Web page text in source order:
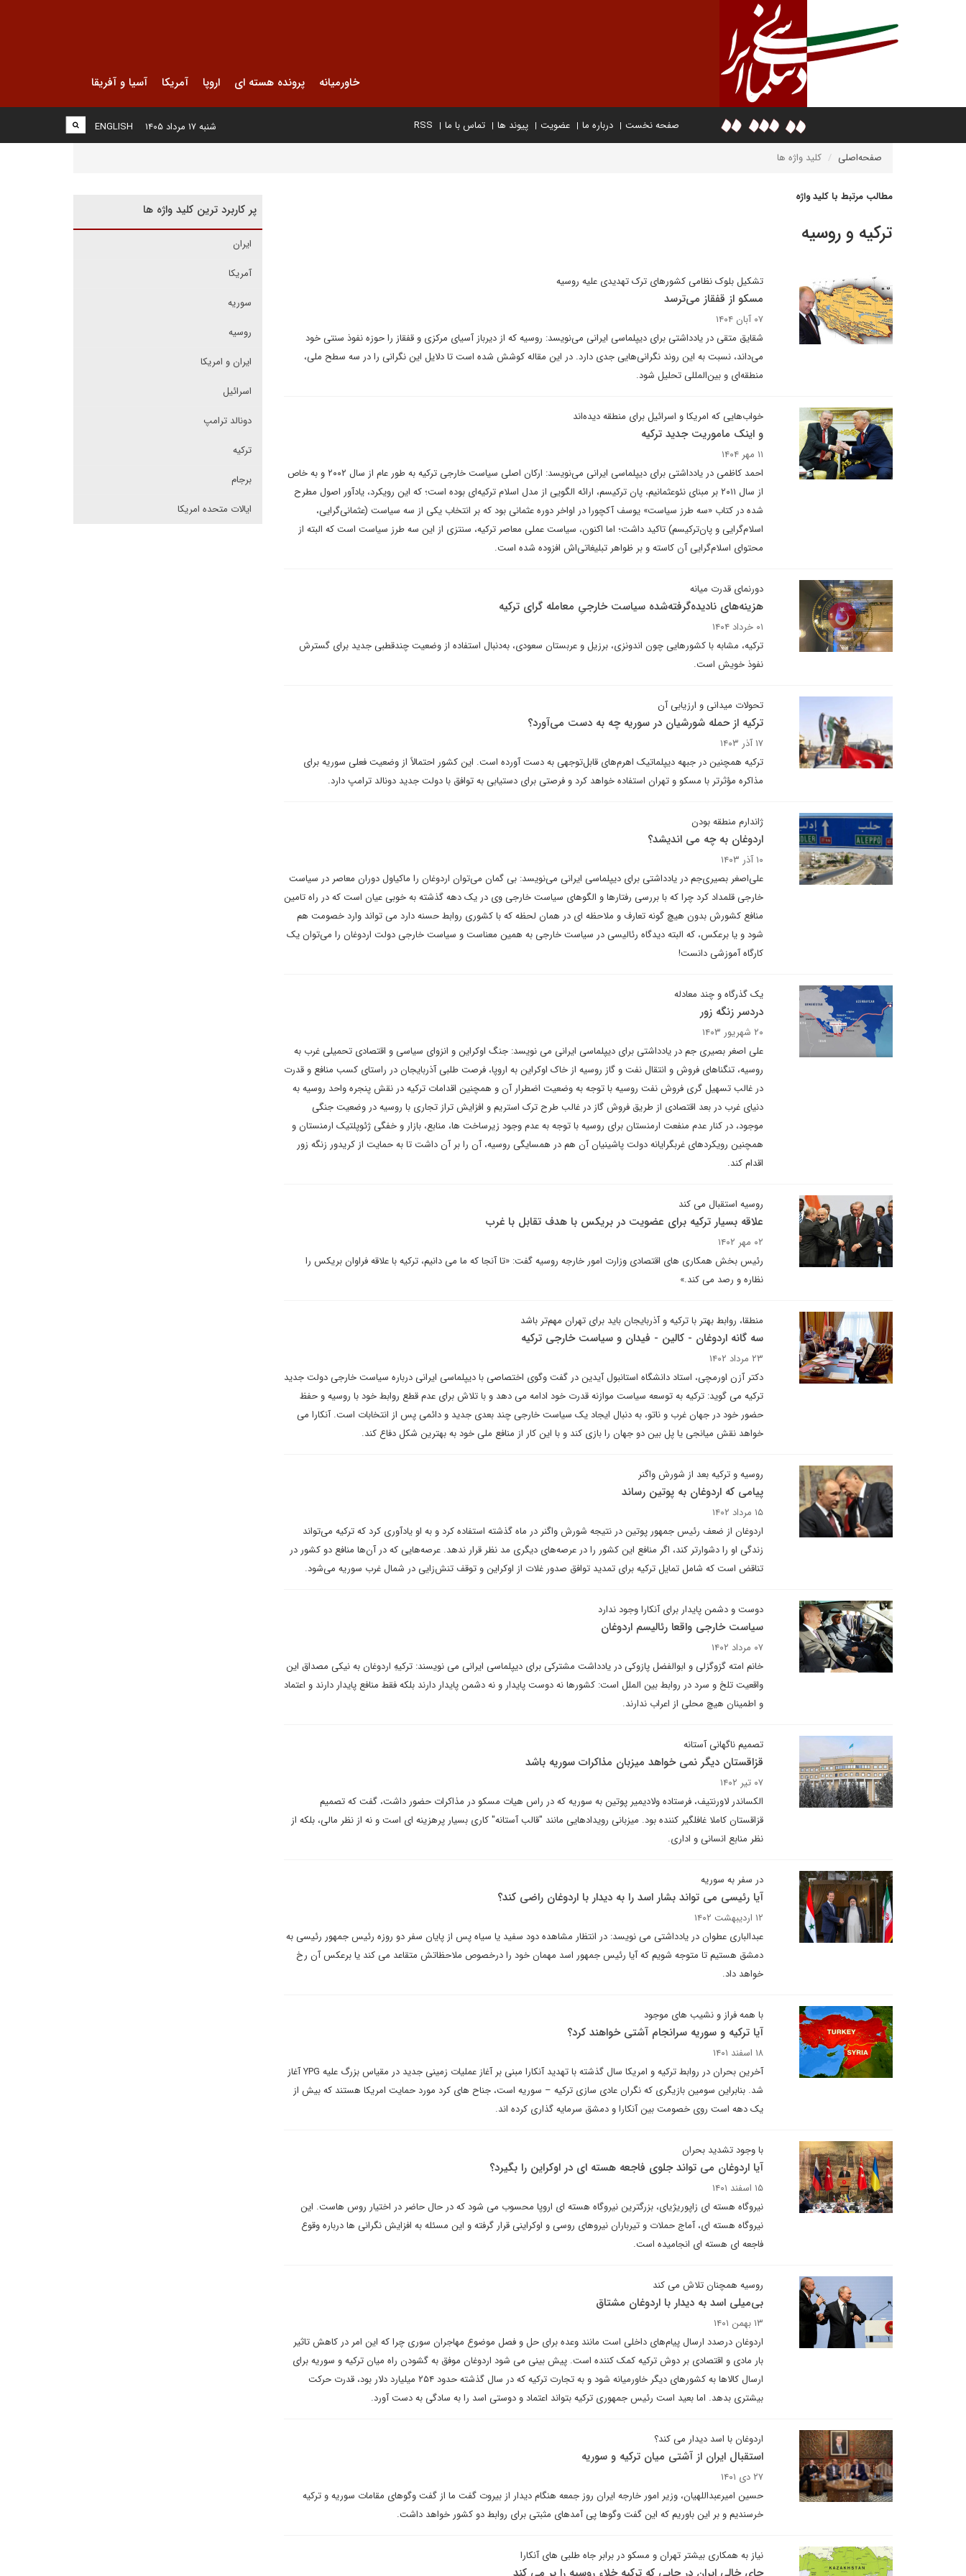
خاورمیانه پرونده هسته ای اروپا آمریکا آسیا و آفریقا
صفحه نخست درباره ما عضویت پیوند ها تماس با ما RSS
ENGLISH شنبه ۱۷ مرداد ۱۴۰۵
صفحه‌اصلی کلید واژه ها
مطالب مرتبط با کلید واژه
ترکیه و روسیه
تشکیل بلوک نظامی کشورهای ترک تهدیدی علیه روسیه
مسکو از قفقاز می‌ترسد
۰۷ آبان ۱۴۰۴
شقایق متقی در یادداشتی برای دیپلماسی ایرانی می‌نویسد: روسیه که از دیرباز آسیای مرکزی و قفقاز را حوزه نفوذ سنتی خود
می‌داند، نسبت به این روند نگرانی‌هایی جدی دارد. در این مقاله کوشش شده است تا دلایل این نگرانی را در سه سطح ملی،
منطقه‌ای و بین‌المللی تحلیل شود.
خواب‌هایی که امریکا و اسرائیل برای منطقه دیده‌اند
و اینک ماموریت جدید ترکیه
۱۱ مهر ۱۴۰۴
احمد کاظمی در یادداشتی برای دیپلماسی ایرانی می‌نویسد: ارکان اصلی سیاست خارجی ترکیه به طور عام از سال ۲۰۰۲ و به خاص
از سال ۲۰۱۱ بر مبنای نئوعثمانیم، پان ترکیسم، ارائه الگویی از مدل اسلام ترکیه‌ای بوده است؛ که این رویکرد، یادآور اصول مطرح
شده در کتاب «سه طرز سیاست» یوسف آکچورا در اواخر دوره عثمانی بود که بر انتخاب یکی از سه سیاست (عثمانی‌گرایی،
اسلام‌گرایی و پان‌ترکیسم) تاکید داشت؛ اما اکنون، سیاست عملی معاصر ترکیه، سنتزی از این سه طرز سیاست است که البته از
محتوای اسلام‌گرایی آن کاسته و بر ظواهر تبلیغاتی‌اش افزوده شده است.
دورنمای قدرت میانه
هزینه‌های نادیده‌گرفته‌شده سیاست خارجیِ معامله گرای ترکیه
۰۱ خرداد ۱۴۰۴
ترکیه، مشابه با کشورهایی چون اندونزی، برزیل و عربستان سعودی، به‌دنبال استفاده از وضعیت چندقطبی جدید برای گسترش
نفوذ خویش است.
تحولات میدانی و ارزیابی آن
ترکیه از حمله شورشیان در سوریه چه به دست می‌آورد؟
۱۷ آذر ۱۴۰۳
ترکیه همچنین در جبهه دیپلماتیک اهرم‌های قابل‌توجهی به دست آورده است. این کشور احتمالاً از وضعیت فعلی سوریه برای
مذاکره مؤثرتر با مسکو و تهران استفاده خواهد کرد و فرصتی برای دستیابی به توافق با دولت جدید دونالد ترامپ دارد.
ژاندارم منطقه بودن
اردوغان به چه می اندیشد؟
۱۰ آذر ۱۴۰۳
علی‌اصغر بصیری‌جم در یادداشتی برای دیپلماسی ایرانی می‌نویسد: بی گمان می‌توان اردوغان را ماکیاول دوران معاصر در سیاست
خارجی قلمداد کرد چرا که با بررسی رفتارها و الگوهای سیاست خارجی وی در یک دهه گذشته به خوبی عیان است که در راه تامین
منافع کشورش بدون هیچ گونه تعارف و ملاحظه ای در همان لحظه که با کشوری روابط حسنه دارد می تواند وارد خصومت هم
شود و یا برعکس، که البته دیدگاه رئالیسی در سیاست خارجی به همین معناست و سیاست خارجی دولت اردوغان را می‌توان یک
کارگاه آموزشی دانست!
یک گذرگاه و چند معادله
دردسر زنگه زور
۲۰ شهریور ۱۴۰۳
علی اصغر بصیری جم در یادداشتی برای دیپلماسی ایرانی می نویسد: جنگ اوکراین و انزوای سیاسی و اقتصادی تحمیلی غرب به
روسیه، تنگناهای فروش و انتقال نفت و گاز روسیه از خاک اوکراین به اروپا، فرصت طلبی آذربایجان در راستای کسب منافع و قدرت
در غالب تسهیل گری فروش نفت روسیه با توجه به وضعیت اضطرار آن و همچنین اقدامات ترکیه در نقش پنجره واحد روسیه به
دنیای غرب در بعد اقتصادی از طریق فروش گاز در غالب طرح ترک استریم و افزایش تراز تجاری با روسیه در وضعیت جنگی
موجود، در کنار عدم منفعت ارمنستان برای روسیه با توجه به عدم وجود زیرساخت ها، منابع، بازار و خفگی ژئوپلتیک ارمنستان و
همچنین رویکردهای غربگرایانه دولت پاشینیان آن هم در همسایگی روسیه، آن را بر آن داشت تا به حمایت از کریدور زنگه زور
اقدام کند.
روسیه استقبال می کند
علاقه بسیار ترکیه برای عضویت در بریکس با هدف تقابل با غرب
۰۲ مهر ۱۴۰۲
رئیس بخش همکاری های اقتصادی وزارت امور خارجه روسیه گفت: «تا آنجا که ما می دانیم، ترکیه با علاقه فراوان بریکس را
نظاره و رصد می کند.»
منطقا، روابط بهتر با ترکیه و آذربایجان باید برای تهران مهم‌تر باشد
سه گانه اردوغان - کالین - فیدان و سیاست خارجی ترکیه
۲۳ مرداد ۱۴۰۲
دکتر آزن اورمچی، استاد دانشگاه استانبول آیدین در گفت وگوی اختصاصی با دیپلماسی ایرانی درباره سیاست خارجی دولت جدید
ترکیه می گوید: ترکیه به توسعه سیاست موازنه قدرت خود ادامه می دهد و با تلاش برای عدم قطع روابط خود با روسیه و حفظ
حضور خود در جهان غرب و ناتو، به دنبال ایجاد یک سیاست خارجی چند بعدی جدید و دائمی پس از انتخابات است. آنکارا می
خواهد نقش میانجی یا پل بین دو جهان را بازی کند و با این کار از منافع ملی خود به بهترین شکل دفاع کند.
روسیه و ترکیه بعد از شورش واگنر
پیامی که اردوغان به پوتین رساند
۱۵ مرداد ۱۴۰۲
اردوغان از ضعف رئیس جمهور پوتین در نتیجه شورش واگنر در ماه گذشته استفاده کرد و به او یادآوری کرد که ترکیه می‌تواند
زندگی او را دشوارتر کند، اگر منافع این کشور را در عرصه‌های دیگری مد نظر قرار ندهد. عرصه‌هایی که در آن‌ها منافع دو کشور در
تناقض است که شامل تمایل ترکیه برای تمدید توافق صدور غلات از اوکراین و توقف تنش‌زایی در شمال غرب سوریه می‌شود.
دوست و دشمن پایدار برای آنکارا وجود ندارد
سیاست خارجی واقعا رئالیسم اردوغان
۰۷ مرداد ۱۴۰۲
خانم امته گزوگزلی و ابوالفضل پازوکی در یادداشت مشترکی برای دیپلماسی ایرانی می نویسند: ترکیهِ اردوغان به نیکی مصداق این
واقعیت تلخ و سرد در روابط بین الملل است: کشورها نه دوست پایدار و نه دشمن پایدار دارند بلکه فقط منافع پایدار دارند و اعتماد
و اطمینان هیچ محلی از اعراب ندارند.
تصمیم ناگهانی آستانه
قزاقستان دیگر نمی خواهد میزبان مذاکرات سوریه باشد
۰۷ تیر ۱۴۰۲
الکساندر لاورنتیف، فرستاده ولادیمیر پوتین به سوریه که در راس هیات مسکو در مذاکرات حضور داشت، گفت که تصمیم
قزاقستان کاملا غافلگیر کننده بود. میزبانی رویدادهایی مانند "قالب آستانه" کاری بسیار پرهزینه ای است و نه از نظر مالی، بلکه از
نظر منابع انسانی و اداری.
در سفر به سوریه
آیا رئیسی می تواند بشار اسد را به دیدار با اردوغان راضی کند؟
۱۲ اردیبهشت ۱۴۰۲
عبدالباری عطوان در یادداشتی می نویسد: در انتظار مشاهده دود سفید یا سیاه پس از پایان سفر دو روزه رئیس جمهور رئیسی به
دمشق هستیم تا متوجه شویم که آیا رئیس جمهور اسد مهمان خود را درخصوص ملاحظاتش متقاعد می کند یا برعکس آن رخ
خواهد داد.
با همه فراز و نشیب های موجود
آیا ترکیه و سوریه سرانجام آشتی خواهند کرد؟
۱۸ اسفند ۱۴۰۱
آخرین بحران در روابط ترکیه و امریکا سال گذشته با تهدید آنکارا مبنی بر آغاز عملیات زمینی جدید در مقیاس بزرگ علیه YPG آغاز
شد. بنابراین سومین بازیگری که نگران عادی سازی ترکیه – سوریه است، جناح های کرد مورد حمایت امریکا هستند که بیش از
یک دهه است روی خصومت بین آنکارا و دمشق سرمایه گذاری کرده اند.
با وجود تشدید بحران
آیا اردوغان می تواند جلوی فاجعه هسته ای در اوکراین را بگیرد؟
۱۵ اسفند ۱۴۰۱
نیروگاه هسته ای زاپوریژیای، بزرگترین نیروگاه هسته ای اروپا محسوب می شود که در حال حاضر در اختیار روس هاست. این
نیروگاه هسته ای، آماج حملات و تیرباران نیروهای روسی و اوکراینی قرار گرفته و این مسئله به افزایش نگرانی ها درباره وقوع
فاجعه ای هسته ای انجامیده است.
روسیه همچنان تلاش می کند
بی‌میلی اسد به دیدار با اردوغان مشتاق
۱۳ بهمن ۱۴۰۱
اردوغان درصدد ارسال پیام‌های داخلی است مانند وعده برای حل و فصل موضوع مهاجران سوری چرا که این امر در کاهش تاثیر
بار مادی و اقتصادی بر دوش ترکیه کمک کننده است. پیش بینی می شود اردوغان موفق به گشودن راه میان ترکیه و سوریه برای
ارسال کالاها به کشورهای دیگر خاورمیانه شود و به تجارت ترکیه که در سال گذشته حدود ۲۵۴ میلیارد دلار بود، قدرت حرکت
بیشتری بدهد. اما بعید است رئیس جمهوری ترکیه بتواند اعتماد و دوستی اسد را به سادگی به دست آورد.
اردوغان با اسد دیدار می کند؟
استقبال ایران از آشتی میان ترکیه و سوریه
۲۷ دی ۱۴۰۱
حسین امیرعبداللهیان، وزیر امور خارجه ایران روز جمعه هنگام دیدار از بیروت گفت ما از گفت وگوهای مقامات سوریه و ترکیه
خرسندیم و بر این باوریم که این گفت وگوها پی آمدهای مثبتی برای روابط دو کشور خواهد داشت.
نیاز به همکاری بیشتر تهران و مسکو در برابر جاه طلبی های آنکارا
پر کاربرد ترین کلید واژه ها
ایران
آمریکا
سوریه
روسیه
ایران و امریکا
اسرائیل
دونالد ترامپ
ترکیه
برجام
ایالات متحده امریکا